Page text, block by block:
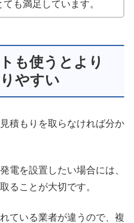
も満足しています。
も使うとより
やすい
積もりを取らなければ分か
電を設置したい場合には、
ることが大切です。
ている業者が違うので、複